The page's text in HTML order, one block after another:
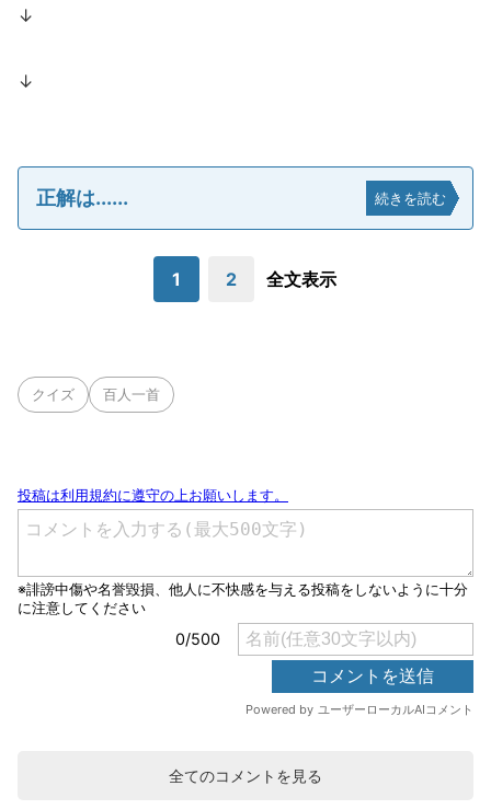
↓
↓
正解は...... 続きを読む
1 2 全文表示
クイズ 百人一首
全てのコメントを見る